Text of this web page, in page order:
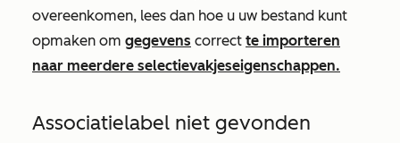
overeenkomen, lees dan hoe u uw bestand kunt
opmaken om gegevens correct te importeren
naar meerdere selectievakjeseigenschappen.
Associatielabel niet gevonden